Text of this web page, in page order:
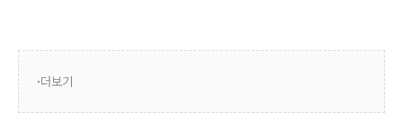
더보기